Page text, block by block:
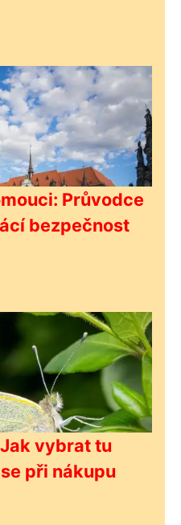
Průvodce
bezpečnost
vybrat tu
při nákupu